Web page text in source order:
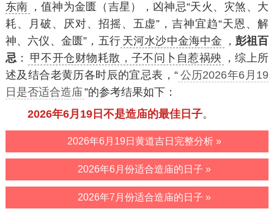
东南 ，值神为金匮（吉星），凶神忌“天火、灾煞、大
耗、月破、厌对、招摇、五虚”，吉神宜趋“天恩、解
神、六仪、金匮”，五行 天河水沙中金海中金 ， 彭祖百
忌 ： 甲不开仓财物耗散，子不问卜自惹祸殃 ，综上所
述及结合老黄历各时辰的宜忌表，“ 公历2026年6月19
日是否适合造庙”的参考结果如下：
2026年6月19日不是造庙的最佳日子。
2026年6月19日黄道吉日完整分析 »
2026年6月份适合造庙的日子 »
2026年7月份适合造庙的日子 »